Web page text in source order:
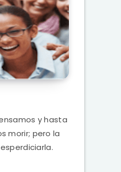
y hasta
morir; pero la